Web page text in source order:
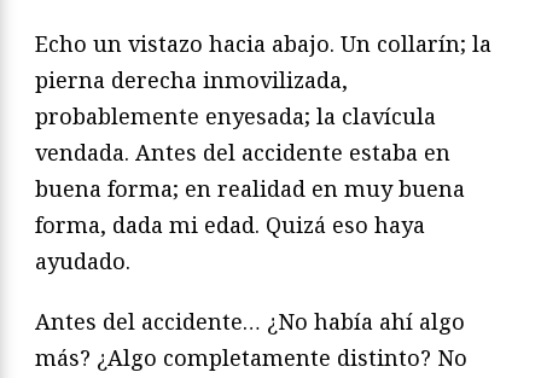
Echo un vistazo hacia abajo. Un collarín; la
pierna derecha inmovilizada,
probablemente enyesada; la clavícula
vendada. Antes del accidente estaba en
buena forma; en realidad en muy buena
forma, dada mi edad. Quizá eso haya
ayudado.
Antes del accidente… ¿No había ahí algo
más? ¿Algo completamente distinto? No